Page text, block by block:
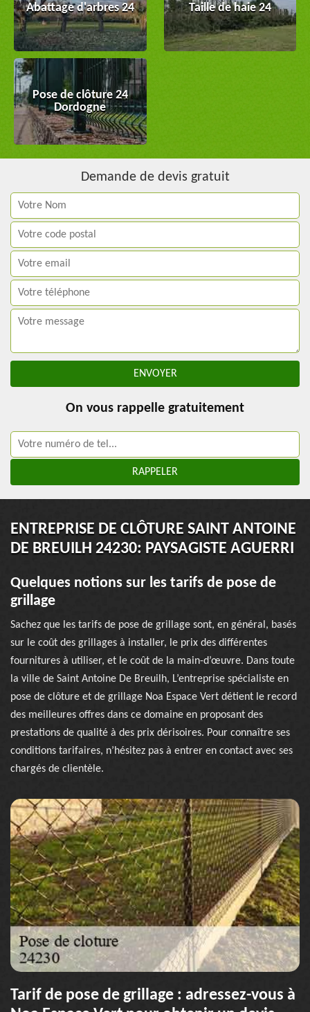
Abattage d'arbres 24 Taille de haie 24
Pose de clôture 24
Dordogne
Demande de devis gratuit
On vous rappelle gratuitement
ENTREPRISE DE CLÔTURE SAINT ANTOINE
DE BREUILH 24230: PAYSAGISTE AGUERRI
Quelques notions sur les tarifs de pose de
grillage
Sachez que les tarifs de pose de grillage sont, en général, basés
sur le coût des grillages à installer, le prix des différentes
fournitures à utiliser, et le coût de la main-d’œuvre. Dans toute
la ville de Saint Antoine De Breuilh, L’entreprise spécialiste en
pose de clôture et de grillage Noa Espace Vert détient le record
des meilleures offres dans ce domaine en proposant des
prestations de qualité à des prix dérisoires. Pour connaître ses
conditions tarifaires, n’hésitez pas à entrer en contact avec ses
chargés de clientèle.
Tarif de pose de grillage : adressez-vous à